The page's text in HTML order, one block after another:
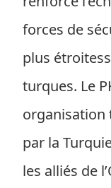
forces de
plus
turques. Le
organisation
par la
les alliés de